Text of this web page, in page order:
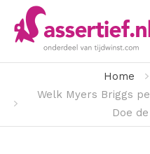
Home
Welk Myers Briggs
Doe